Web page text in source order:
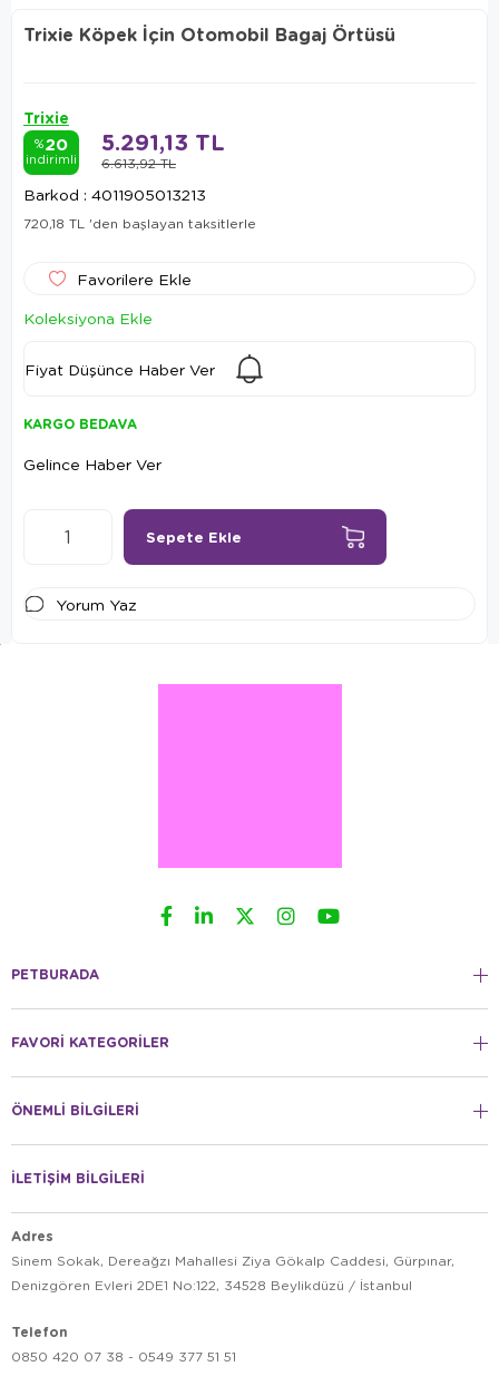
Trixie Köpek İçin Otomobil Bagaj Örtüsü
Trixie
%20
indirimli 6.613,92 TL
5.291,13 TL
Barkod : 4011905013213
720,18 TL 'den başlayan taksitlerle
Favorilere Ekle
Koleksiyona Ekle
Fiyat Düşünce Haber Ver
KARGO BEDAVA
Gelince Haber Ver
Yorum Yaz
PETBURADA
FAVORİ KATEGORİLER
ÖNEMLİ BİLGİLERİ
İLETİŞİM BİLGİLERİ
Adres
Sinem Sokak, Dereağzı Mahallesi Ziya Gökalp Caddesi, Gürpınar,
Denizgören Evleri 2DE1 No:122, 34528 Beylikdüzü / İstanbul
Telefon
0850 420 07 38 - 0549 377 51 51